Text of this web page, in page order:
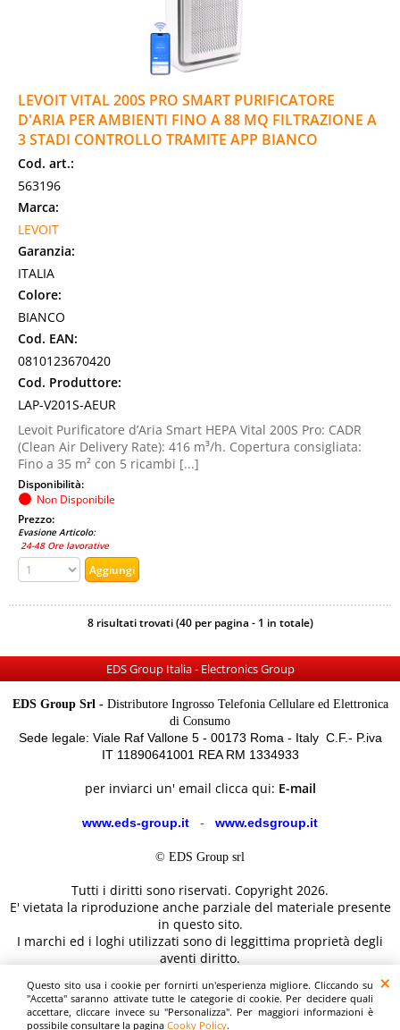
Questo sito usa i cookie per fornirti un'esperienza migliore. Cliccando su
"Accetta" saranno attivate tutte le categorie di cookie. Per decidere quali
accettare, cliccare invece su "Personalizza". Per maggiori informazioni è
possibile consultare la pagina Cooky Policy.
LEVOIT VITAL 200S PRO SMART PURIFICATORE
D'ARIA PER AMBIENTI FINO A 88 MQ FILTRAZIONE A
3 STADI CONTROLLO TRAMITE APP BIANCO
Cod. art.:
563196
Marca:
LEVOIT
Garanzia:
ITALIA
Colore:
BIANCO
Cod. EAN:
0810123670420
Cod. Produttore:
LAP-V201S-AEUR
Levoit Purificatore d’Aria Smart HEPA Vital 200S Pro: CADR
(Clean Air Delivery Rate): 416 m³/h. Copertura consigliata:
Fino a 35 m² con 5 ricambi [...]
Disponibilità:
Non Disponibile
Prezzo:
Evasione Articolo:
24-48 Ore lavorative
8 risultati trovati (40 per pagina - 1 in totale)
EDS Group Italia - Electronics Group
EDS Group Srl -Distributore Ingrosso Telefonia Cellulare ed Elettronica
di Consumo
Sede legale: Viale Raf Vallone 5 - 00173 Roma - Italy C.F.- P.iva
IT 11890641001 REA RM 1334933
per inviarci un' email clicca qui: E-mail
www.eds-group.it - www.edsgroup.it
© EDS Group srl
Tutti i diritti sono riservati. Copyright 2026.
E' vietata la riproduzione anche parziale del materiale presente
in questo sito.
I marchi ed i loghi utilizzati sono di leggittima proprietà degli
aventi diritto.
scopo illustrativo fanno fede i dettagli sul sito del costruttore.